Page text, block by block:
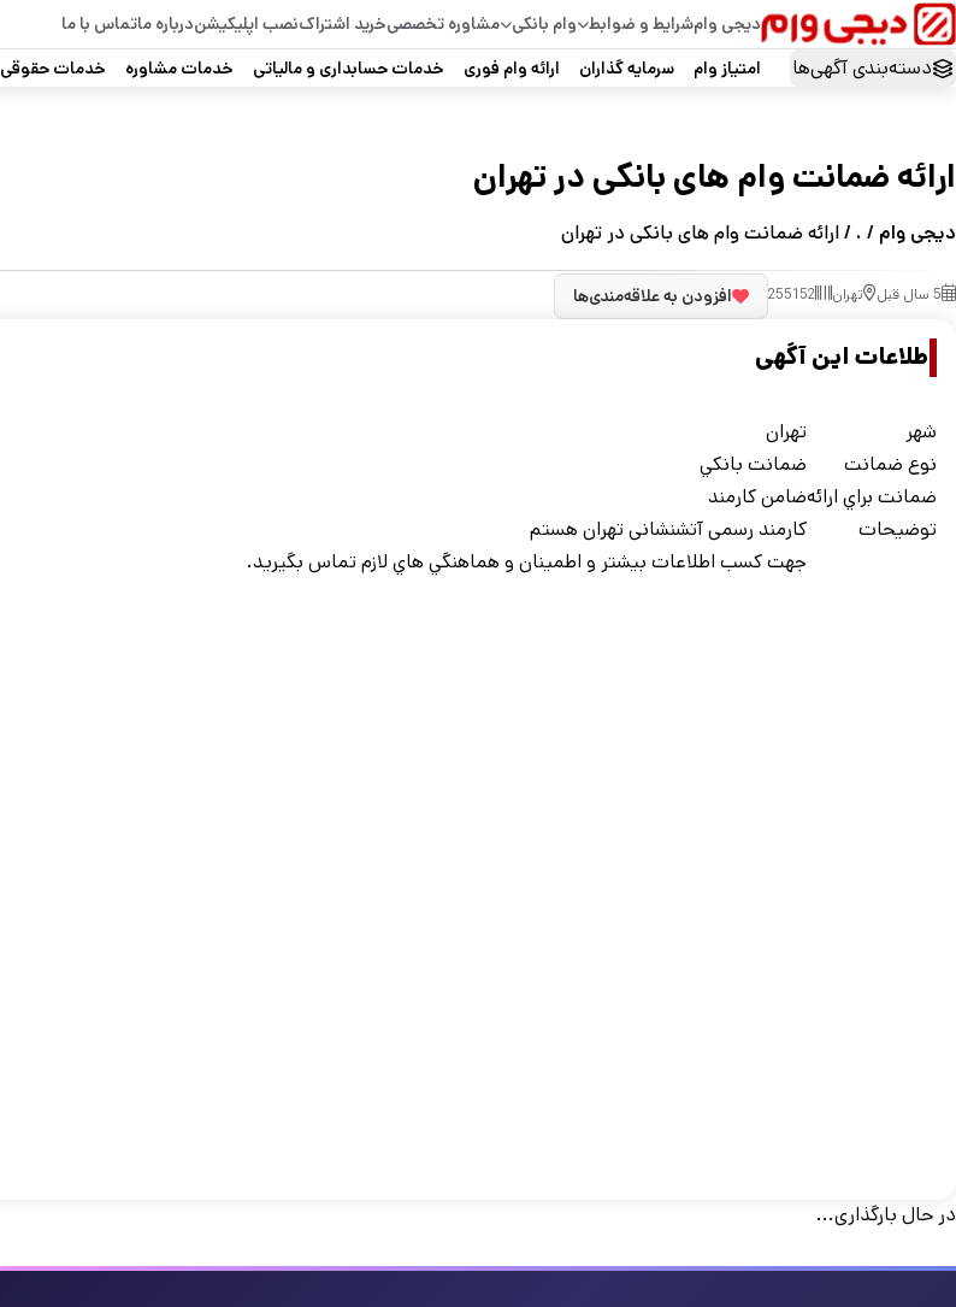
دیجی وامشرایط و ضوابط وام بانکی مشاوره تخصصیخرید اشتراکنصب اپلیکیشندرباره ماتماس با ما
دسته‌بندی آگهی‌ها
امتیاز وام سرمایه گذاران ارائه وام فوری خدمات حسابداری و مالیاتی خدمات مشاوره خدمات حقوقی
ارائه ضمانت وام های بانکی در تهران
دیجی وام /
. / ارائه ضمانت وام های بانکی در تهران
5 سال قبل تهران 255152 افزودن به علاقه‌مندی‌ها
اطلاعات این آگهی
شهر
تهران
نوع ضمانت
ضمانت بانکي
ضمانت براي ارائهضامن کارمند
توضيحات
کارمند رسمی آتشنشانی تهران هستم
جهت کسب اطلاعات بيشتر و اطمينان و هماهنگي هاي لازم تماس بگيريد.
در حال بارگذاری...